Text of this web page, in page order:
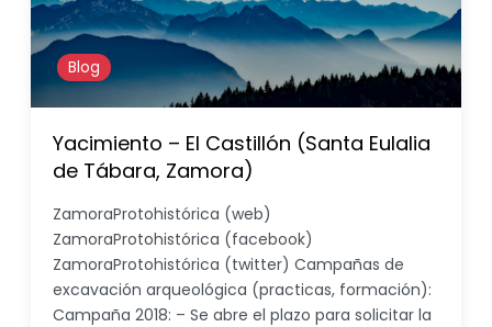
Blog
Yacimiento – El Castillón (Santa Eulalia
de Tábara, Zamora)
ZamoraProtohistórica (web)
ZamoraProtohistórica (facebook)
ZamoraProtohistórica (twitter) Campañas de
excavación arqueológica (practicas, formación):
Campaña 2018: – Se abre el plazo para solicitar la